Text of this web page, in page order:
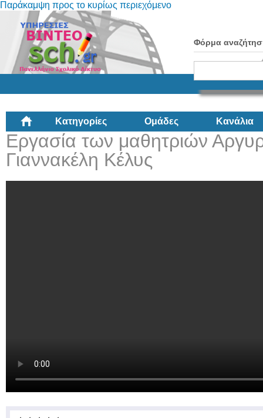
Παράκαμψη προς το κυρίως περιεχόμενο
Φόρμα
Κατηγορίες Ομάδες Κανάλια
Εργασία των μαθητριών
Γιαννακέλη Κέλυς